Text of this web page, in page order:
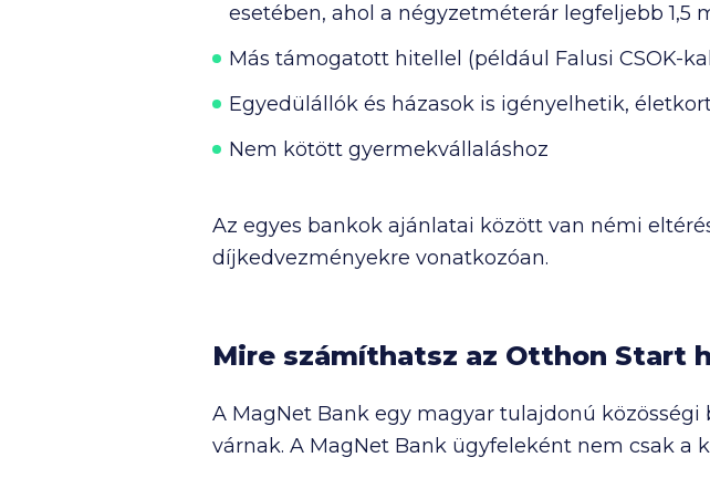
Nem találtad meg, amit kerestél? Nézd meg agyakran
esetében, ahol a négyzetméterár legfeljebb1,5
Más támogatott hitellel (például Falusi CSOK-
Egyedülállók és házasok is igényelhetik,
Nem kötött gyermekvállaláshoz
Az egyes bankok ajánlatai között van némi
díjkedvezményekre vonatkozóan.
Mire számíthatsz az Otthon Start
A MagNet Bank egy magyar tulajdonú
várnak. A MagNet Bank ügyfeleként nem csak a